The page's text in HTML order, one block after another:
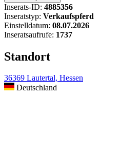
Inserats-ID: 4885356
Inseratstyp: Verkaufspferd
Einstelldatum: 08.07.2026
Inseratsaufrufe: 1737
Standort
36369 Lautertal, Hessen
Deutschland